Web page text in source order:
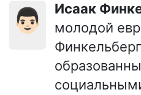
👨🏻 Исаак
молодой